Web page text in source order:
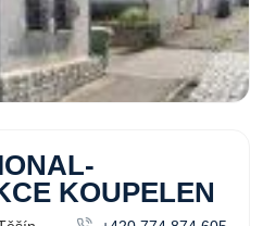
KOUPELEN